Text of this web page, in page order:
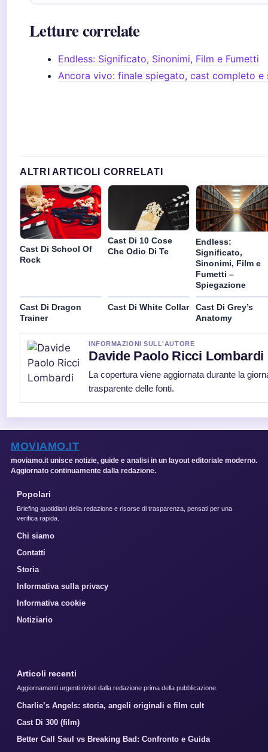
Letture correlate
Endless: Significato, Sinonimi, Film e Fumetti
Ancora vivo: finale spiegato, cast completo e
ALTRI ARTICOLI CORRELATI
Cast Di School Of
Rock
Cast Di 10 Cose
Che Odio Di Te
Endless:
Significato,
Sinonimi, Film e
Fumetti –
Spiegazione
Cast Di Dragon
Trainer
Cast Di White Collar
Cast Di Grey’s
Anatomy
INFORMAZIONI SULL'AUTORE
Davide Paolo Ricci Lombardi
La copertura viene aggiornata durante la
trasparente delle fonti.
MOVIAMO.IT
moviamo.it unisce notizie, guide e analisi in un layout editoriale moderno.
Aggiornato continuamente dalla redazione.
Popolari
Briefing quotidiani della redazione e risorse di trasparenza, pensati per una
verifica rapida.
Chi siamo
Contatti
Storia
Informativa sulla privacy
Informativa cookie
Notiziario
Articoli recenti
Aggiornamenti urgenti rivisti dalla redazione prima della pubblicazione.
Charlie’s Angels: storia, angeli originali e film cult
Cast Di 300 (film)
Better Call Saul vs Breaking Bad: Confronto e Guida